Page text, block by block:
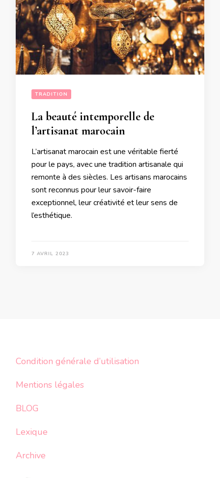
TRADITION
La beauté intemporelle de
l’artisanat marocain
L’artisanat marocain est une véritable fierté
pour le pays, avec une tradition artisanale qui
remonte à des siècles. Les artisans marocains
sont reconnus pour leur savoir-faire
exceptionnel, leur créativité et leur sens de
l’esthétique.
7 AVRIL 2023
Condition générale d’utilisation
Mentions légales
BLOG
Lexique
Archive